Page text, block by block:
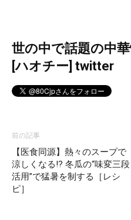
世の中で話題の中
[ハオチー] twitter
前の記事
【医食同源】熱々のスープで
涼しくなる!? 冬瓜の“味変三段
活用”で猛暑を制する［レシ
ピ］